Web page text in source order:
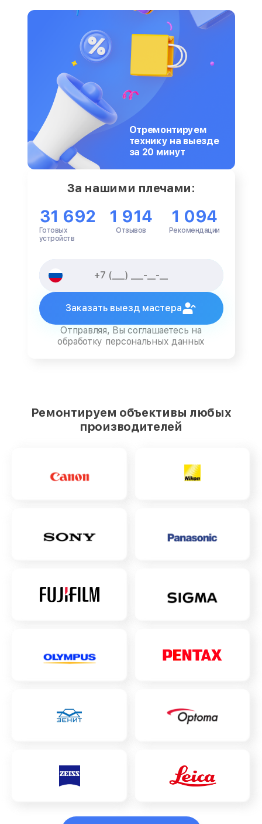
Отремонтируем
технику на выезде
за 20 минут
За нашими плечами:
31 692
Готовых
устройств
1 914
Отзывов
1 094
Рекомендации
Заказать выезд мастера
Отправляя, Вы соглашаетесь на
обработку персональных данных
Ремонтируем объективы любых
производителей